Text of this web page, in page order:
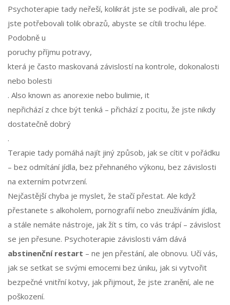
Psychoterapie tady neřeší, kolikrát jste se podívali, ale proč
jste potřebovali tolik obrazů, abyste se cítili trochu lépe.
Podobně u
poruchy příjmu potravy,
která je často maskovaná závislostí na kontrole, dokonalosti
nebo bolesti
. Also known as anorexie nebo bulimie, it
nepřichází z chce být tenká – přichází z pocitu, že jste nikdy
dostatečně dobrý
.
Terapie tady pomáhá najít jiný způsob, jak se cítit v pořádku
– bez odmítání jídla, bez přehnaného výkonu, bez závislosti
na externím potvrzení.
Nejčastější chyba je myslet, že stačí přestat. Ale když
přestanete s alkoholem, pornografií nebo zneužíváním jídla,
a stále nemáte nástroje, jak žít s tím, co vás trápí – závislost
se jen přesune. Psychoterapie závislosti vám dává
abstinenční restart – ne jen přestání, ale obnovu. Učí vás,
jak se setkat se svými emocemi bez úniku, jak si vytvořit
bezpečné vnitřní kotvy, jak přijmout, že jste zranění, ale ne
poškození.